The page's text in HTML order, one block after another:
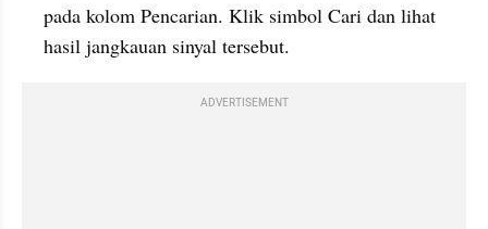
pada kolom Pencarian. Klik simbol Cari dan lihat
hasil jangkauan sinyal tersebut.
ADVERTISEMENT